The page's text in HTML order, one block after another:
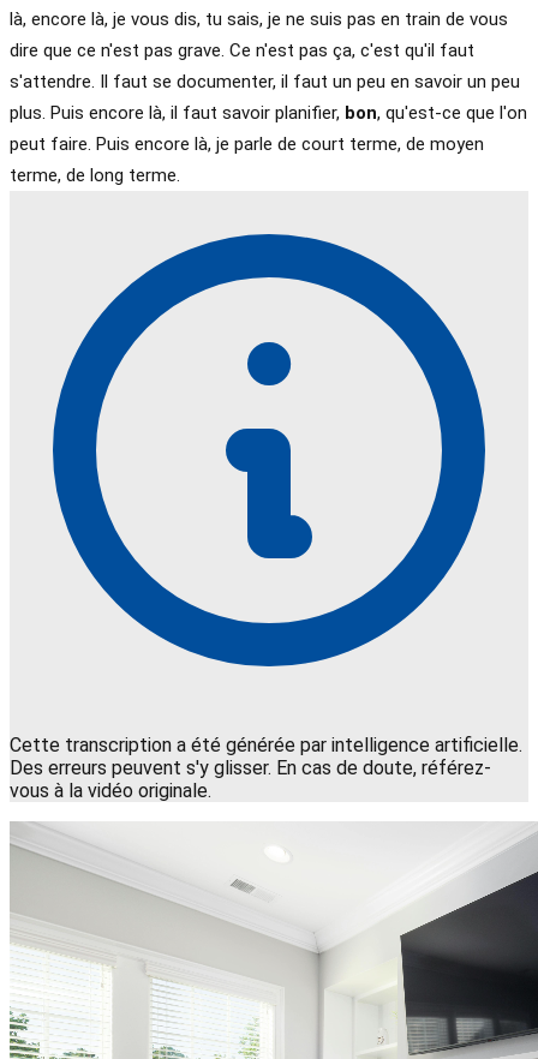
là, encore là, je vous dis, tu sais, je ne suis pas en train de vous
dire que ce n'est pas grave. Ce n'est pas ça, c'est qu'il faut
s'attendre. Il faut se documenter, il faut un peu en savoir un peu
plus. Puis encore là, il faut savoir planifier, bon, qu'est-ce que l'on
peut faire. Puis encore là, je parle de court terme, de moyen
terme, de long terme.
Cette transcription a été générée par intelligence artificielle.
Des erreurs peuvent s'y glisser. En cas de doute, référez-
vous à la vidéo originale.